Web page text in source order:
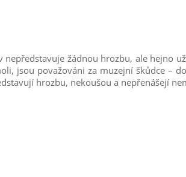
nepředstavuje žádnou hrozbu, ale hejno
jsou považováni za muzejní škůdce –
hrozbu, nekoušou a nepřenášejí